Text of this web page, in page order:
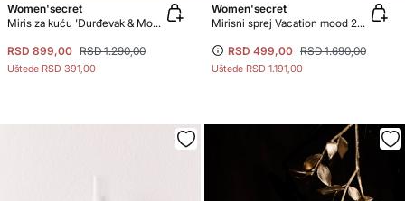
Women'secret
Miris za kuću 'Đurđevak & Mošus' 200 ml
RSD 899,00 RSD 1.290,00
Uštede RSD 391,00
Women'secret
Mirisni sprej Vacation mood 200 ml
RSD 499,00 RSD 1.690,00
Uštede RSD 1.191,00